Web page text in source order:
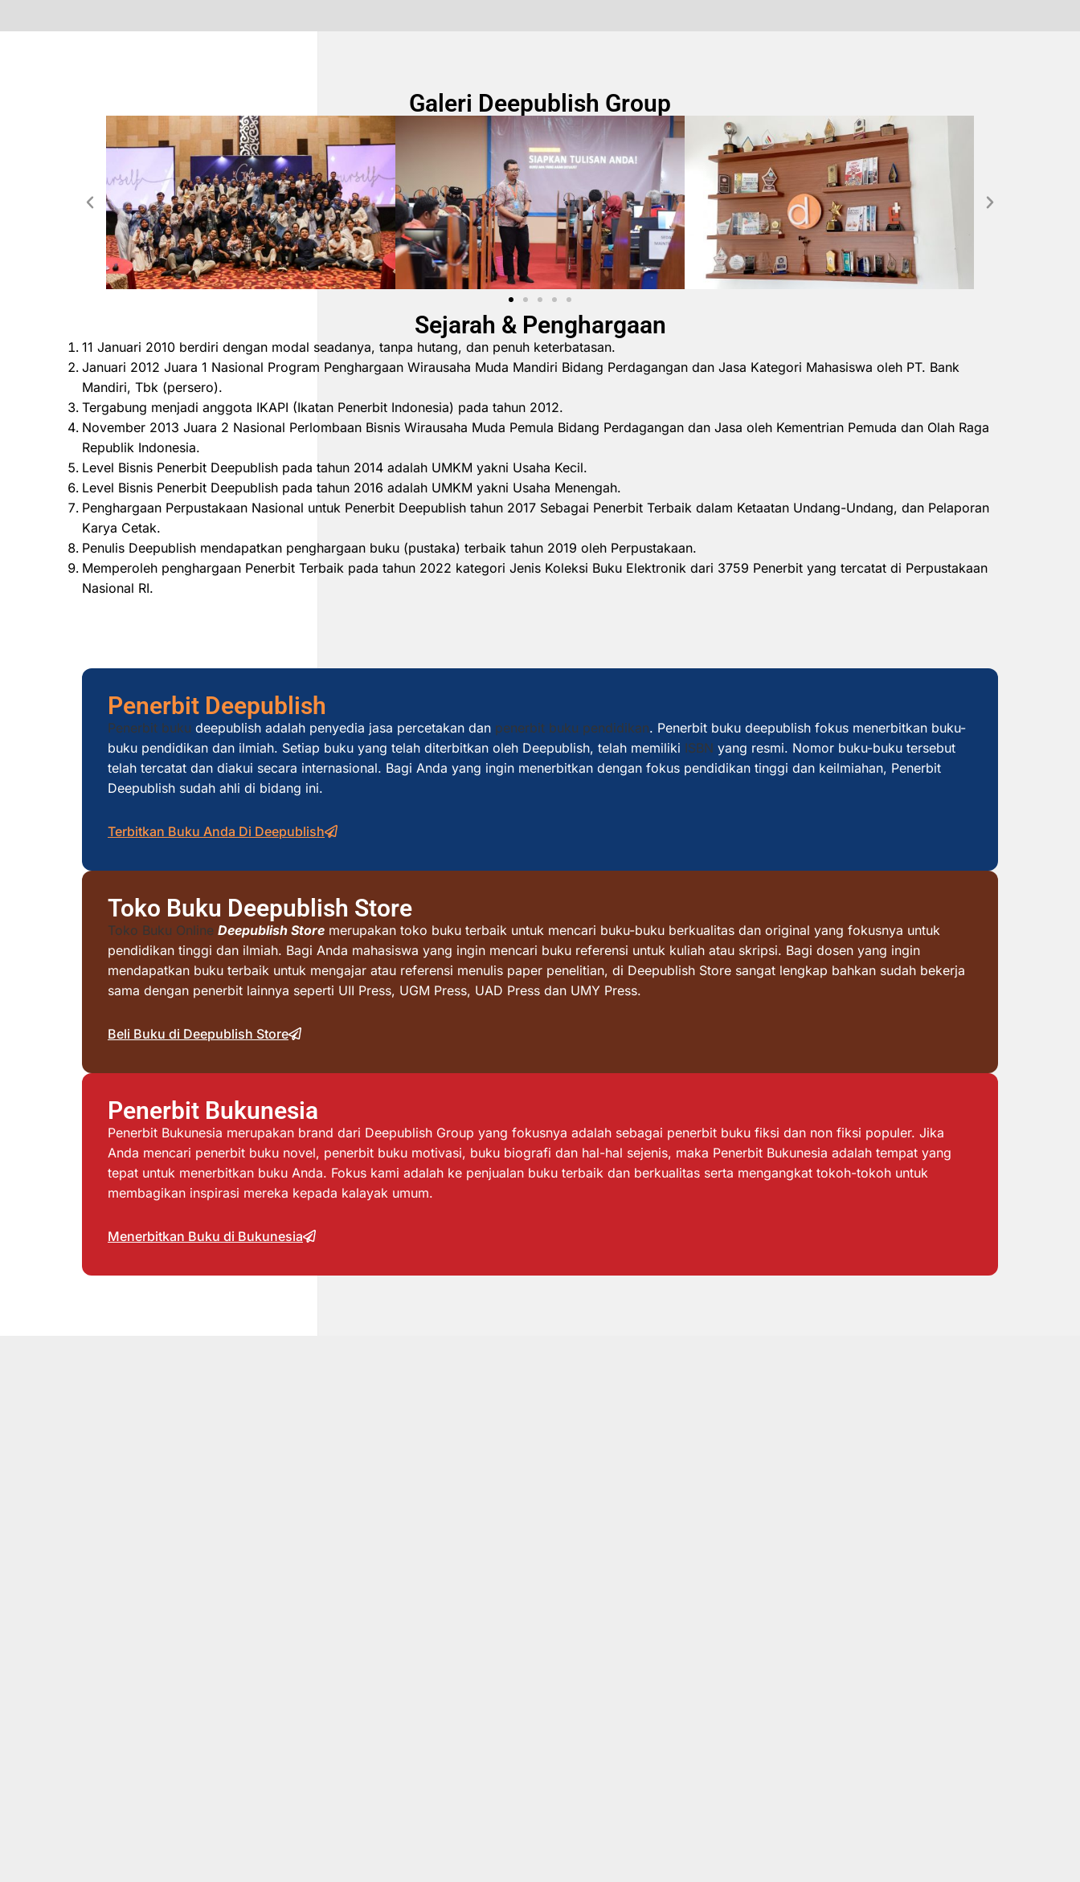
Galeri Deepublish Group
Sejarah & Penghargaan
11 Januari 2010 berdiri dengan modal seadanya, tanpa hutang, dan penuh keterbatasan.
Januari 2012 Juara 1 Nasional Program Penghargaan Wirausaha Muda Mandiri Bidang Perdagangan dan Jasa Kategori Mahasiswa oleh PT. Bank
Mandiri, Tbk (persero).
Tergabung menjadi anggota IKAPI (Ikatan Penerbit Indonesia) pada tahun 2012.
November 2013 Juara 2 Nasional Perlombaan Bisnis Wirausaha Muda Pemula Bidang Perdagangan dan Jasa oleh Kementrian Pemuda dan Olah Raga
Republik Indonesia.
Level Bisnis Penerbit Deepublish pada tahun 2014 adalah UMKM yakni Usaha Kecil.
Level Bisnis Penerbit Deepublish pada tahun 2016 adalah UMKM yakni Usaha Menengah.
Penghargaan Perpustakaan Nasional untuk Penerbit Deepublish tahun 2017 Sebagai Penerbit Terbaik dalam Ketaatan Undang-Undang, dan Pelaporan
Karya Cetak.
Penulis Deepublish mendapatkan penghargaan buku (pustaka) terbaik tahun 2019 oleh Perpustakaan.
Memperoleh penghargaan Penerbit Terbaik pada tahun 2022 kategori Jenis Koleksi Buku Elektronik dari 3759 Penerbit yang tercatat di Perpustakaan
Nasional RI.
Penerbit Deepublish
Penerbit buku deepublish adalah penyedia jasa percetakan dan penerbit buku pendidikan. Penerbit buku deepublish fokus menerbitkan buku-
buku pendidikan dan ilmiah. Setiap buku yang telah diterbitkan oleh Deepublish, telah memiliki ISBN yang resmi. Nomor buku-buku tersebut
telah tercatat dan diakui secara internasional. Bagi Anda yang ingin menerbitkan dengan fokus pendidikan tinggi dan keilmiahan, Penerbit
Deepublish sudah ahli di bidang ini.
Terbitkan Buku Anda Di Deepublish
Toko Buku Deepublish Store
Toko Buku Online Deepublish Store merupakan toko buku terbaik untuk mencari buku-buku berkualitas dan original yang fokusnya untuk
pendidikan tinggi dan ilmiah. Bagi Anda mahasiswa yang ingin mencari buku referensi untuk kuliah atau skripsi. Bagi dosen yang ingin
mendapatkan buku terbaik untuk mengajar atau referensi menulis paper penelitian, di Deepublish Store sangat lengkap bahkan sudah bekerja
sama dengan penerbit lainnya seperti UII Press, UGM Press, UAD Press dan UMY Press.
Beli Buku di Deepublish Store
Penerbit Bukunesia
Penerbit Bukunesia merupakan brand dari Deepublish Group yang fokusnya adalah sebagai penerbit buku fiksi dan non fiksi populer. Jika
Anda mencari penerbit buku novel, penerbit buku motivasi, buku biografi dan hal-hal sejenis, maka Penerbit Bukunesia adalah tempat yang
tepat untuk menerbitkan buku Anda. Fokus kami adalah ke penjualan buku terbaik dan berkualitas serta mengangkat tokoh-tokoh untuk
membagikan inspirasi mereka kepada kalayak umum.
Menerbitkan Buku di Bukunesia